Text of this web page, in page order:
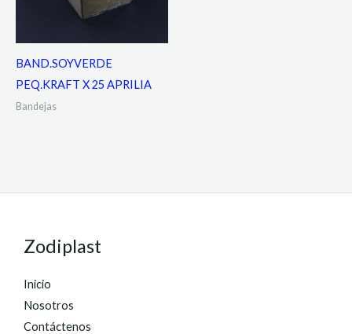
BAND.SOYVERDE
PEQ.KRAFT X 25 APRILIA
Bandejas
Zodiplast
Inicio
Nosotros
Contáctenos